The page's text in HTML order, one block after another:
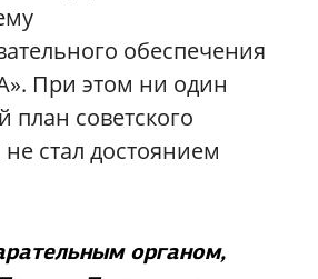
обеспечения
При этом ни один
план советского
стал достоянием
органом,